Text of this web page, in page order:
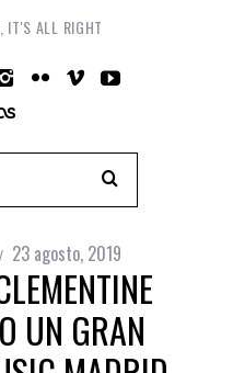
IT'S ALL RIGHT
23 agosto, 2019
UN GRAN